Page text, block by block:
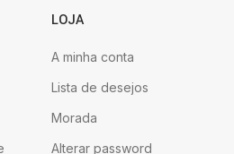
LOJA
A minha conta
Lista de desejos
Morada
Alterar password